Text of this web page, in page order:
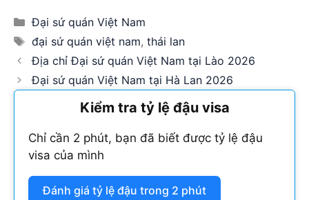
Categories
Đại sứ quán Việt Nam
Tags
đại sứ quán việt nam, thái lan
Địa chỉ Đại sứ quán Việt Nam tại Lào 2026
Đại sứ quán Việt Nam tại Hà Lan 2026
Kiểm tra tỷ lệ đậu visa
Chỉ cần 2 phút, bạn đã biết được tỷ lệ đậu
visa của mình
Đánh giá tỷ lệ đậu trong 2 phút